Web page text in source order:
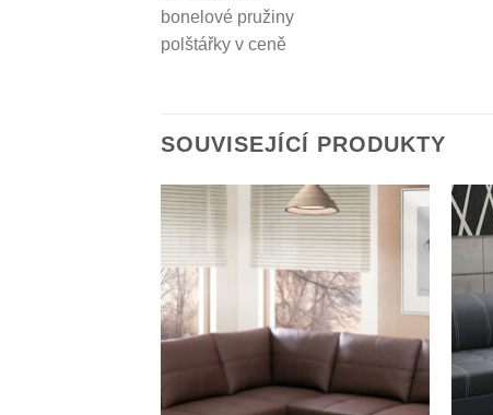
bonelové pružiny
polštářky v ceně
SOUVISEJÍCÍ PRODUKTY